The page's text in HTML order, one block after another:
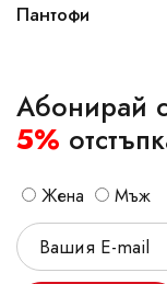
Пантофи
Абонирай
5%
Жена Мъж